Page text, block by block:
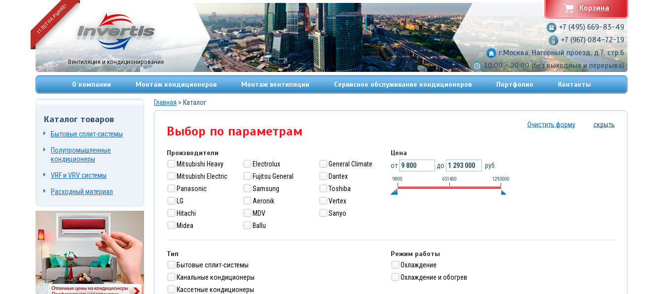
11 ЛЕТ НА РЫНКЕ!
Вентиляция и кондиционирование
+7 (495) 669-83-49
+7 (967) 084-72-19
г.Москва, Нагорный проезд, д.7, стр.6
10:00 - 20:00 (без выходных и перерыва)
Корзина
О компании Монтаж кондиционеров Монтаж вентиляции Сервисное обслуживание кондиционеров Портфолио Контакты
Главная > Каталог
Выбор по параметрам скрыть
Производители
Mitsubishi Heavy
Mitsubishi Electric
Panasonic
LG
Hitachi
Midea
Electrolux
Fujitsu General
Samsung
Aeronik
MDV
Ballu
General Climate
Dantex
Toshiba
Vertex
Sanyo
Цена
от до руб.
9800 651400 1293000
Тип
Бытовые сплит-системы
Канальные кондиционеры
Кассетные кондиционеры
Режим работы
Охлаждение
Охлаждение и обогрев
Очистить форму
Каталог товаров
Бытовые сплит-системы
Полупромышленные
кондиционеры
VRF и VRV системы
Расходный материал